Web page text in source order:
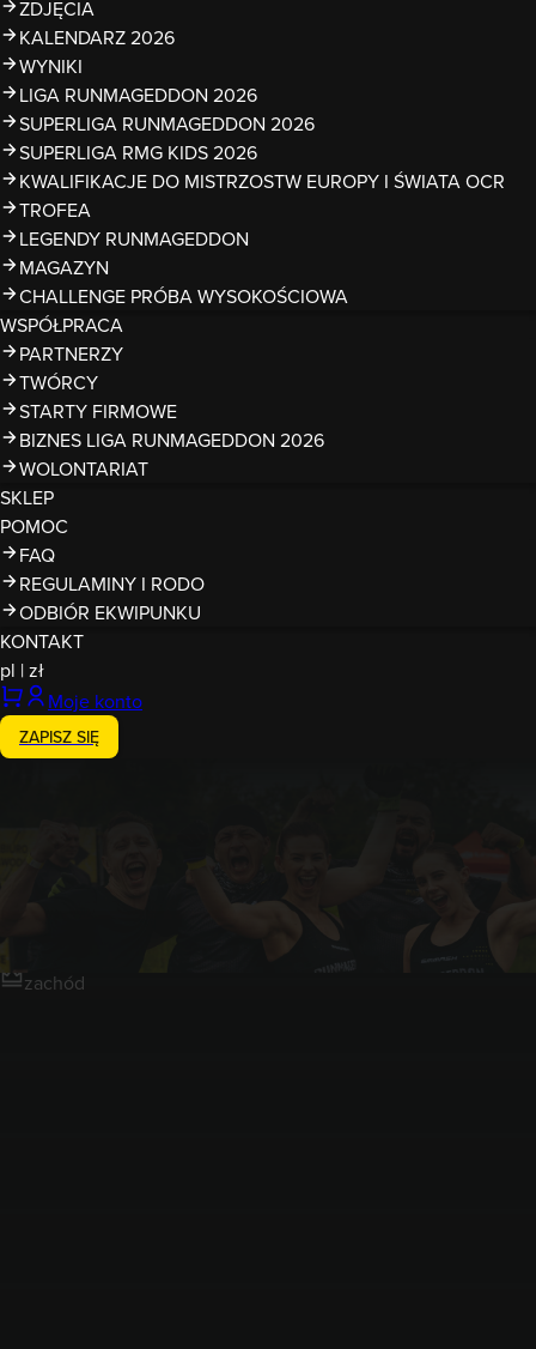
ZDJĘCIA
KALENDARZ 2026
WYNIKI
LIGA RUNMAGEDDON 2026
SUPERLIGA RUNMAGEDDON 2026
SUPERLIGA RMG KIDS 2026
KWALIFIKACJE DO MISTRZOSTW EUROPY I ŚWIATA OCR
TROFEA
LEGENDY RUNMAGEDDON
MAGAZYN
CHALLENGE PRÓBA WYSOKOŚCIOWA
WSPÓŁPRACA
PARTNERZY
TWÓRCY
STARTY FIRMOWE
BIZNES LIGA RUNMAGEDDON 2026
WOLONTARIAT
SKLEP
POMOC
FAQ
REGULAMINY I RODO
ODBIÓR EKWIPUNKU
KONTAKT
pl |zł
Moje konto
ZAPISZ SIĘ
zachód